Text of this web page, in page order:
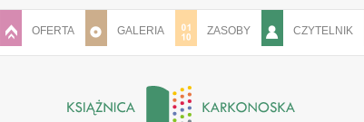
OFERTA GALERIA ZASOBY CZYTELNIK